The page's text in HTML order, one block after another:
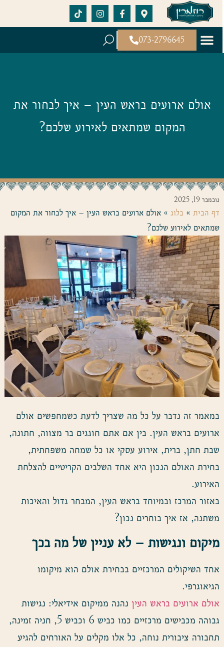
073-2796645
אולם ארועים בראש העין – איך לבחור את
המקום שמתאים לאירוע שלכם?
נובמבר 19, 2025
דף הבית» בלוג» אולם ארועים בראש העין – איך לבחור את המקום
שמתאים לאירוע שלכם?
במאמר זה נדבר על כל מה שצריך לדעת כשמחפשים אולם
ארועים בראש העין. בין אם אתם חוגגים בר מצווה, חתונה,
שבת חתן, ברית, אירוע עסקי או כל שמחה משפחתית,
בחירת האולם הנכון היא אחד השלבים הקריטיים להצלחת
האירוע.
באזור המרכז ובמיוחד בראש העין, המבחר גדול והאיכות
משתנה, אז איך בוחרים נכון?
מיקום ונגישות – לא עניין של מה בכך
אחד השיקולים המרכזיים בבחירת אולם הוא מיקומו
הגיאוגרפי.
אולם ארועים בראש העיןנהנה ממיקום אידיאלי: נגישות
גבוהה מכבישים מרכזיים כמו כביש 6 וכביש 5, חניה זמינה,
תחבורה ציבורית נוחה, כל אלו מקלים על האורחים להגיע